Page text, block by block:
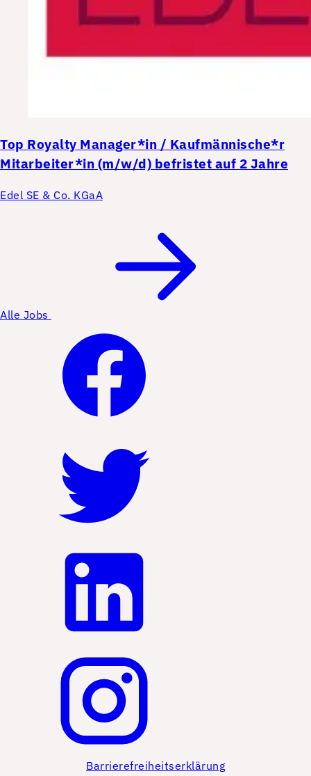
Top Royalty Manager*in / Kaufmännische*r
Mitarbeiter*in (m/w/d) befristet auf 2 Jahre
Edel SE & Co. KGaA
Alle Jobs
Barrierefreiheitserklärung